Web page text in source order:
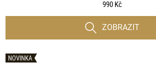
990 Kč
ZOBRAZIT
NOVINKA